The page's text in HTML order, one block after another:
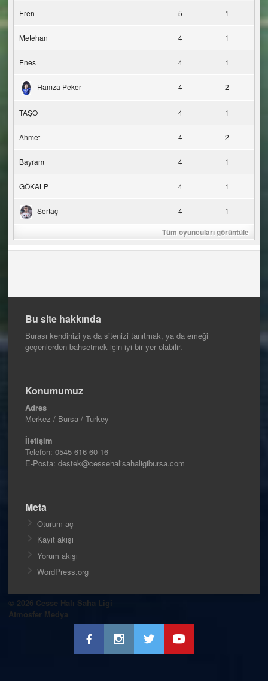
Eren 5 1
Metehan 4 1
Enes 4 1
Hamza Peker 4 2
TAŞO 4 1
Ahmet 4 2
Bayram 4 1
GÖKALP 4 1
Sertaç 4 1
Tüm oyuncuları görüntüle
Bu site hakkında
Burası kendinizi ya da sitenizi tanıtmak, ya da emeği
geçenlerden bahsetmek için iyi bir yer olabilir.
Konumumuz
Adres
Merkez / Bursa / Turkey
İletişim
Telefon: 0545 616 60 16
E-Posta: destek@cessehalisahaligibursa.com
Meta
Oturum aç
Kayıt akışı
Yorum akışı
WordPress.org
© 2026 Cesse Halı Saha Ligi
Atmosfer Medya